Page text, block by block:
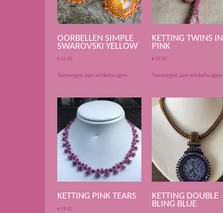
OORBELLEN SIMPLE
SWAROVSKI YELLOW
€ 12,50
Toevoegen aan winkelwagen
KETTING TWINS IN
PINK
€ 37,50
Toevoegen aan winkelwagen
KETTING PINK TEARS
€ 19,50
KETTING DOUBLE
BLING BLUE